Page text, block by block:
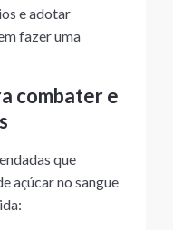
e adotar
fazer uma
combater e
que
açúcar no sangue